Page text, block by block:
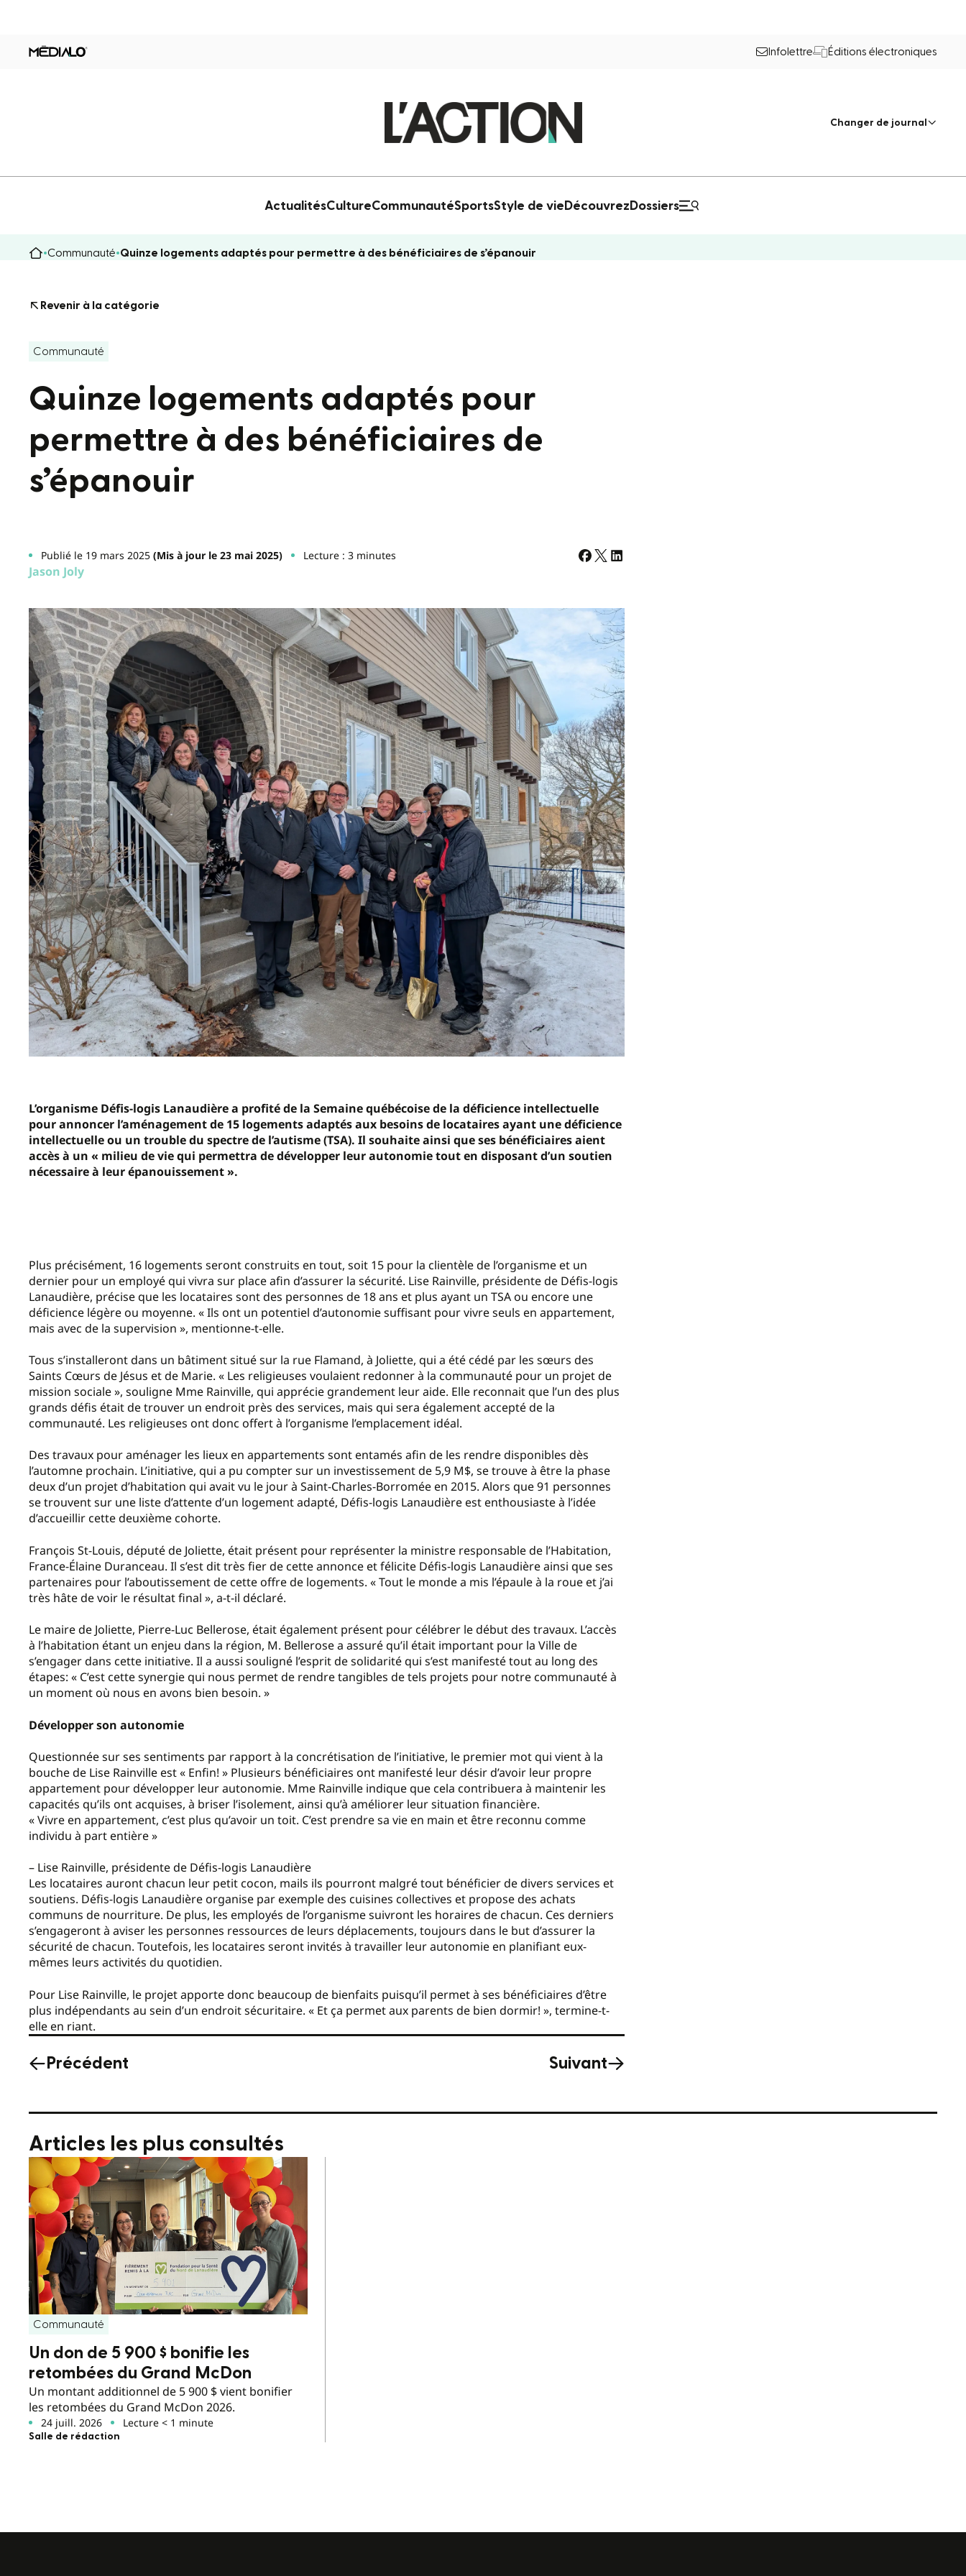
Infolettre Éditions électroniques
Changer de journal
ActualitésCultureCommunautéSportsStyle de vie Découvrez Dossiers
Communauté Quinze logements adaptés pour permettre à des bénéficiaires de s’épanouir
Revenir à la catégorie
Communauté
Quinze logements adaptés pour
permettre à des bénéficiaires de
s’épanouir
Publié le 19 mars 2025(Mis à jour le 23 mai 2025) Lecture : 3 minutes
Jason Joly
L’organisme Défis-logis Lanaudière a profité de la Semaine québécoise de la déficience intellectuelle
pour annoncer l’aménagement de 15 logements adaptés aux besoins de locataires ayant une déficience
intellectuelle ou un trouble du spectre de l’autisme (TSA). Il souhaite ainsi que ses bénéficiaires aient
accès à un « milieu de vie qui permettra de développer leur autonomie tout en disposant d’un soutien
nécessaire à leur épanouissement ».
Plus précisément, 16 logements seront construits en tout, soit 15 pour la clientèle de l’organisme et un
dernier pour un employé qui vivra sur place afin d’assurer la sécurité. Lise Rainville, présidente de Défis-logis
Lanaudière, précise que les locataires sont des personnes de 18 ans et plus ayant un TSA ou encore une
déficience légère ou moyenne. « Ils ont un potentiel d’autonomie suffisant pour vivre seuls en appartement,
mais avec de la supervision », mentionne-t-elle.
Tous s’installeront dans un bâtiment situé sur la rue Flamand, à Joliette, qui a été cédé par les sœurs des
Saints Cœurs de Jésus et de Marie. « Les religieuses voulaient redonner à la communauté pour un projet de
mission sociale », souligne Mme Rainville, qui apprécie grandement leur aide. Elle reconnait que l’un des plus
grands défis était de trouver un endroit près des services, mais qui sera également accepté de la
communauté. Les religieuses ont donc offert à l’organisme l’emplacement idéal.
Des travaux pour aménager les lieux en appartements sont entamés afin de les rendre disponibles dès
l’automne prochain. L’initiative, qui a pu compter sur un investissement de 5,9 M$, se trouve à être la phase
deux d’un projet d’habitation qui avait vu le jour à Saint-Charles-Borromée en 2015. Alors que 91 personnes
se trouvent sur une liste d’attente d’un logement adapté, Défis-logis Lanaudière est enthousiaste à l’idée
d’accueillir cette deuxième cohorte.
François St-Louis, député de Joliette, était présent pour représenter la ministre responsable de l’Habitation,
France-Élaine Duranceau. Il s’est dit très fier de cette annonce et félicite Défis-logis Lanaudière ainsi que ses
partenaires pour l’aboutissement de cette offre de logements. « Tout le monde a mis l’épaule à la roue et j’ai
très hâte de voir le résultat final », a-t-il déclaré.
Le maire de Joliette, Pierre-Luc Bellerose, était également présent pour célébrer le début des travaux. L’accès
à l’habitation étant un enjeu dans la région, M. Bellerose a assuré qu’il était important pour la Ville de
s’engager dans cette initiative. Il a aussi souligné l’esprit de solidarité qui s’est manifesté tout au long des
étapes: « C’est cette synergie qui nous permet de rendre tangibles de tels projets pour notre communauté à
un moment où nous en avons bien besoin. »
Développer son autonomie
Questionnée sur ses sentiments par rapport à la concrétisation de l’initiative, le premier mot qui vient à la
bouche de Lise Rainville est « Enfin! » Plusieurs bénéficiaires ont manifesté leur désir d’avoir leur propre
appartement pour développer leur autonomie. Mme Rainville indique que cela contribuera à maintenir les
capacités qu’ils ont acquises, à briser l’isolement, ainsi qu’à améliorer leur situation financière.
« Vivre en appartement, c’est plus qu’avoir un toit. C’est prendre sa vie en main et être reconnu comme
individu à part entière »
– Lise Rainville, présidente de Défis-logis Lanaudière
Les locataires auront chacun leur petit cocon, mails ils pourront malgré tout bénéficier de divers services et
soutiens. Défis-logis Lanaudière organise par exemple des cuisines collectives et propose des achats
communs de nourriture. De plus, les employés de l’organisme suivront les horaires de chacun. Ces derniers
s’engageront à aviser les personnes ressources de leurs déplacements, toujours dans le but d’assurer la
sécurité de chacun. Toutefois, les locataires seront invités à travailler leur autonomie en planifiant eux-
mêmes leurs activités du quotidien.
Pour Lise Rainville, le projet apporte donc beaucoup de bienfaits puisqu’il permet à ses bénéficiaires d’être
plus indépendants au sein d’un endroit sécuritaire. « Et ça permet aux parents de bien dormir! », termine-t-
elle en riant.
Précédent Suivant
Articles les plus consultés
Communauté
Un don de 5 900 $ bonifie les
retombées du Grand McDon
Un montant additionnel de 5 900 $ vient bonifier
les retombées du Grand McDon 2026.
24 juill. 2026 Lecture < 1 minute
Salle de rédaction